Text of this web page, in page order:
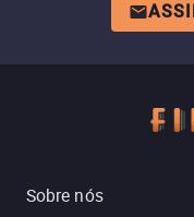
Sobre nós